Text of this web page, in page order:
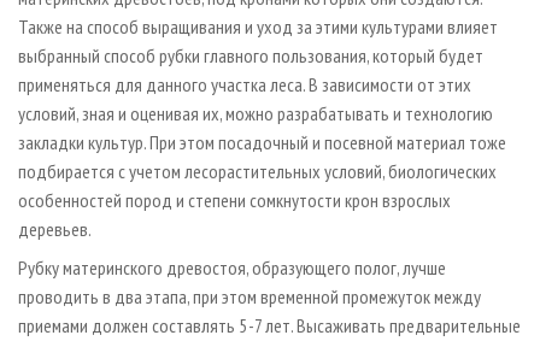
Также на способ выращивания и уход за этими культурами влияет
выбранный способ рубки главного пользования, который будет
применяться для данного участка леса. В зависимости от этих
условий, зная и оценивая их, можно разрабатывать и технологию
закладки культур. При этом посадочный и посевной материал тоже
подбирается с учетом лесорастительных условий, биологических
особенностей пород и степени сомкнутости крон взрослых
деревьев.
Рубку материнского древостоя, образующего полог, лучше
проводить в два этапа, при этом временной промежуток между
приемами должен составлять 5 - 7 лет. Высаживать предварительные